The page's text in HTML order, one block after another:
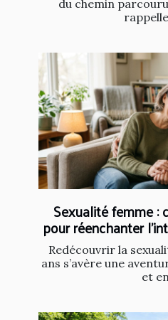
du chemin
Sexualité femme :
pour réenchanter
Redécouvrir la
ans s’avère une
et